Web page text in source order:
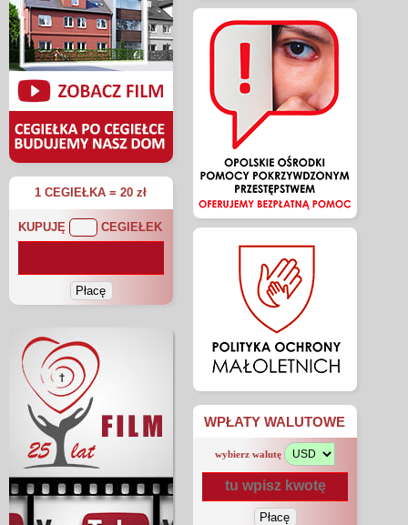
1 CEGIEŁKA = 20 zł
KUPUJĘ CEGIEŁEK
WPŁATY WALUTOWE
wybierz walutę